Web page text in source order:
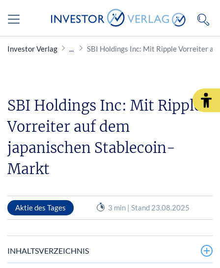
Investor Verlag SBI Holdings Inc: Mit Ripple Vorreiter
SBI Holdings Inc: Mit Ripple
Vorreiter auf dem
japanischen Stablecoin-
Markt
Aktie des Tages 3 min | Stand 23.08.2025
INHALTSVERZEICHNIS